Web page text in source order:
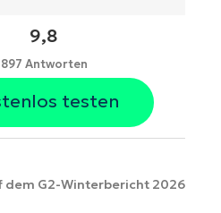
9,8
897 Antworten
testen
dem G2-Winterbericht 2026